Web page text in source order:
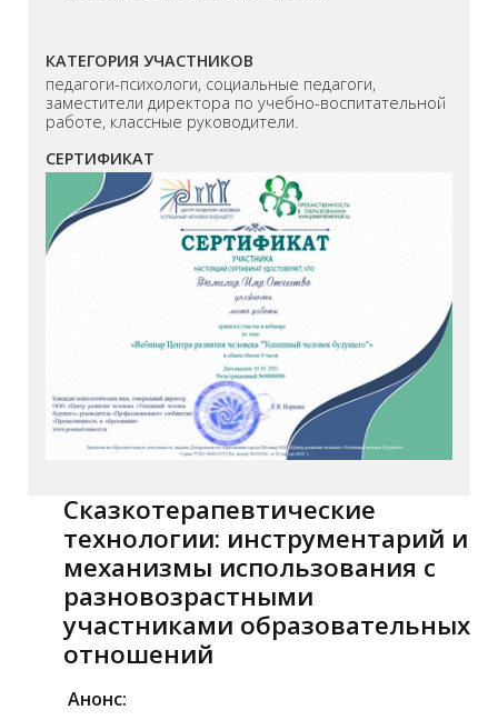
КАТЕГОРИЯ УЧАСТНИКОВ
педагоги-психологи, социальные педагоги,
заместители директора по учебно-воспитательной
работе, классные руководители.
СЕРТИФИКАТ
Сказкотерапевтические
технологии: инструментарий и
механизмы использования с
разновозрастными
участниками образовательных
отношений
Анонс: